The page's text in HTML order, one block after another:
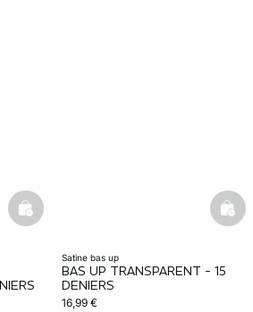
basketfull
satine bas up
BAS UP TRANSPARENT - 15
DENIERS
16,99 €